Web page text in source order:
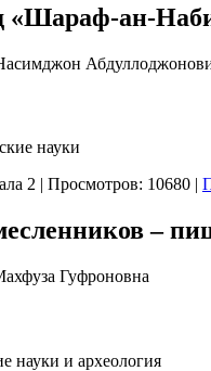
«Шараф-ан-
науки
2
Просмотров: 10680
–
Гуфроновна
науки и археология